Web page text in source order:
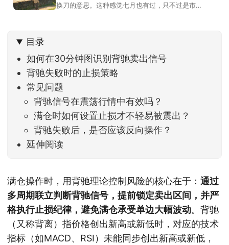
换刀的意思。这种感觉七月也有过，只不过是市场
家感受到了春天般的暖风。指数涨了百点，交易额
回暖到2
目录
如何在30分钟图识别背驰卖出信号
背驰失败时的止损策略
常见问题
背驰信号在震荡行情中有效吗？
满仓时如何设置止损才不轻易被震出？
背驰失败后，是否应该反向操作？
延伸阅读
满仓操作时，用背驰理论控制风险的核心在于： 通过
多周期联立判断背驰信号，提前锁定卖出区间，并严
格执行止损纪律，避免满仓承受单边大幅波动。背驰
（又称背离）指价格创出新高或新低时，对应的技术
指标（如MACD、RSI）未能同步创出新高或新低，